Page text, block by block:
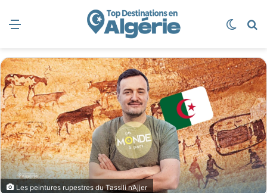
Les peintures rupestres du Tassili n’Ajjer